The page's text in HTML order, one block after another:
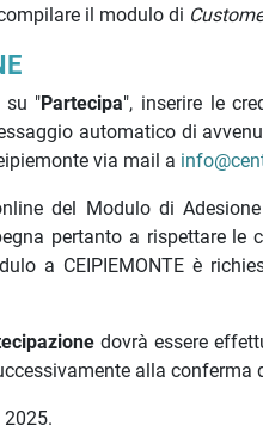
il modulo di
su "Partecipa", inserire le
automatico di
via mail a
del Modulo di
pertanto a rispettare
a CEIPIEMONTE è
dovrà essere
alla conferma
2025.